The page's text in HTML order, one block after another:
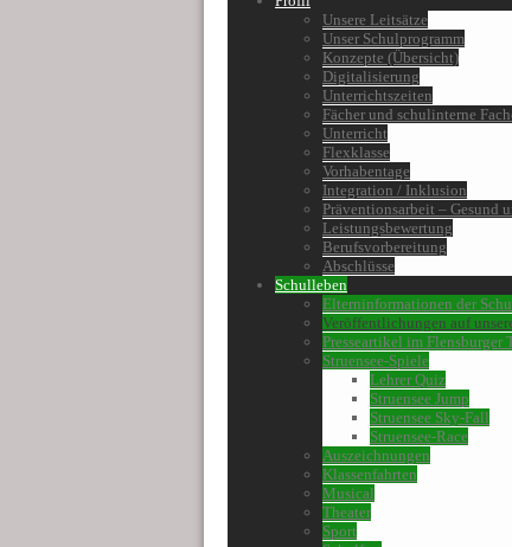
Unsere Leitsätze
Unser Schulprogramm
Konzepte (Übersicht)
Digitalisierung
Unterrichtszeiten
Fächer und schulinterne
Unterricht
Flexklasse
Vorhabentage
Integration / Inklusion
Präventionsarbeit – Gesund
Leistungsbewertung
Berufsvorbereitung
Abschlüsse
Schulleben
Elterninformationen der
Veröffentlichungen auf
Presseartikel im Flensburger
Struensee-Spiele
Lehrer Quiz
Struensee Jump
Struensee Sky-Fall
Struensee-Race
Auszeichnungen
Klassenfahrten
Musical
Theater
Sport